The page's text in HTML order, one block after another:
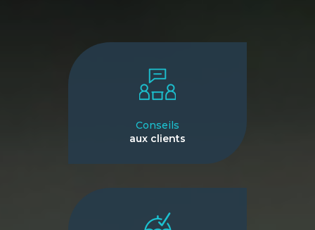
Conseils
aux clients